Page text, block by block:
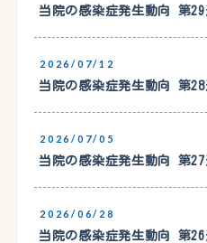
当院の感染症発生動向 第
2026/07/12
当院の感染症発生動向 第
2026/07/05
当院の感染症発生動向 第
2026/06/28
当院の感染症発生動向 第